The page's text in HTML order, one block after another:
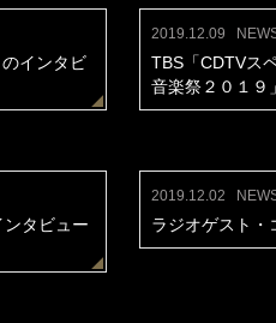
インタビ
2019.12.09
TBS「CDTVス
音楽祭２０１９
タビュー
2019.12.02
ラジオゲスト・